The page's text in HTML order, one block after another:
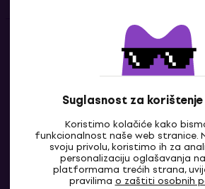
Suglasnost za
Koristimo kolačiće kako
funkcionalnost naše web stranice.
svoju privolu, koristimo ih za
personalizaciju oglašavanja
platformama trećih strana,
pravilima o zaštiti osobnih
Kontakti
Javi nam se